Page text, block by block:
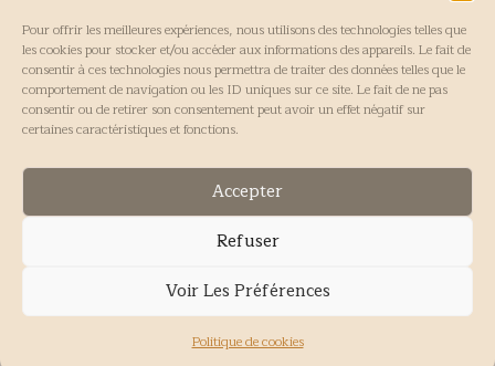
Pour offrir les meilleures expériences, nous utilisons des technologies telles que
les cookies pour stocker et/ou accéder aux informations des appareils. Le fait de
consentir à ces technologies nous permettra de traiter des données telles que le
comportement de navigation ou les ID uniques sur ce site. Le fait de ne pas
consentir ou de retirer son consentement peut avoir un effet négatif sur
certaines caractéristiques et fonctions.
Accepter
Refuser
Voir Les Préférences
Politique de cookies
Contact
+33 6 12 88 20 83 Cannes France
Légal
Mentions légales & Politique de confidentialité
Conditions Générales de Vente (CGV)
Copyright © 2026 Rachel T Créatrice | Powered by
Rachel T Créatrice